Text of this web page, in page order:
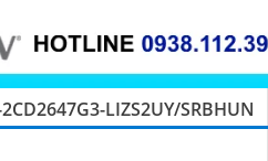
LIZS2UY/SRBHUN